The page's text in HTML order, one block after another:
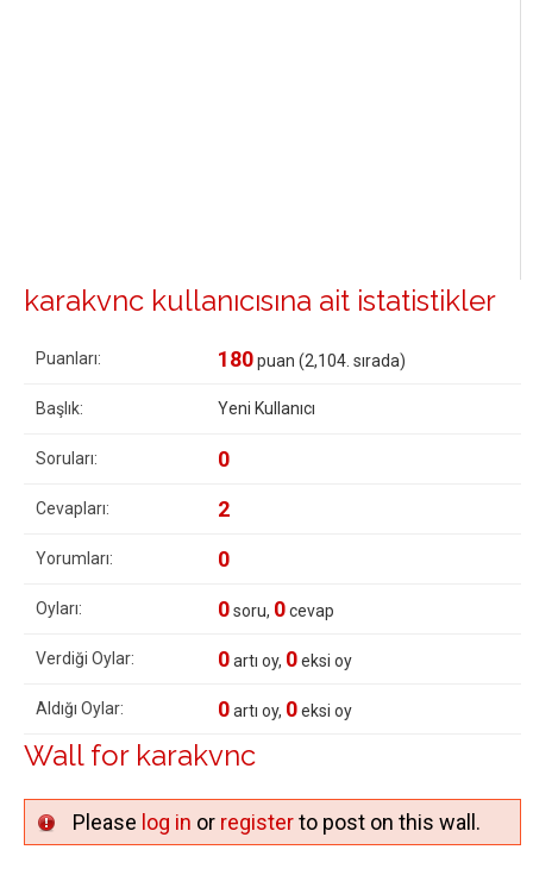
karakvnc kullanıcısına ait istatistikler
Puanları: 180puan (2,104 . sırada)
Başlık: Yeni Kullanıcı
Soruları: 0
Cevapları: 2
Yorumları: 0
Oyları: 0soru, 0cevap
Verdiği Oylar: 0artı oy, 0eksi oy
Aldığı Oylar: 0artı oy, 0eksi oy
Wall for karakvnc
Please log in or registerto post on this wall.